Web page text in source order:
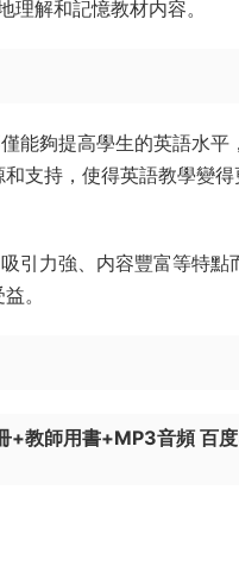
理解和記憶教材内容。
能夠提高學生的英語水平
支持，使得英語教學變得
引力強、内容豐富等特點
。
教師用書+MP3音頻 百